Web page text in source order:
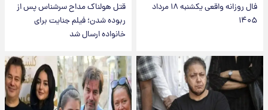
فال روزانه واقعی یکشنبه ۱۸ مرداد
۱۴۰۵
قتل هولناک مداح سرشناس پس از
ربوده شدن؛ فیلم جنایت برای
خانواده ارسال شد